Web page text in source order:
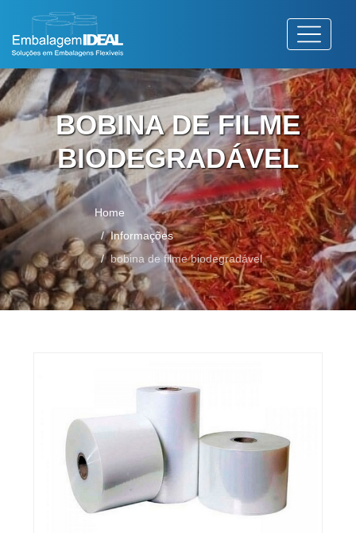
BOBINA DE FILME
BIODEGRADÁVEL
Home
Informações
bobina de filme biodegradável